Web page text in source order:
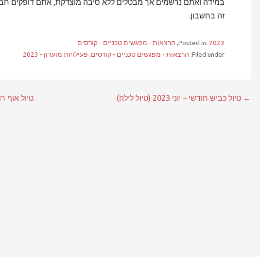
במידה ואתם נרשמים אך מבטלים ללא סיבה מוצדקת, אתם דופקים
זה בחשבון.
Posted in: 2023
, הרצאות - מפגשים טכניים - קורסים
Filed under: הרצאות - מפגשים טכניים - קורסים, פעילויות מועדון - 2023
ניווט
← טיול כביש חודשי – יוני 2023 (טיול לילה)